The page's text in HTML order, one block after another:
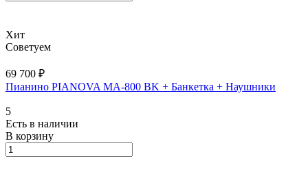
Хит
Советуем
69 700 ₽
Пианино PIANOVA MA-800 BK + Банкетка + Наушники
5
Есть в наличии
В корзину